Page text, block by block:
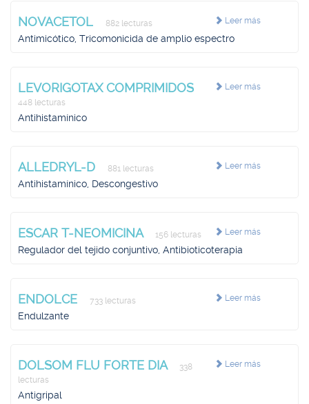
Leer más
NOVACETOL 882 lecturas
Antimicótico, Tricomonicida de amplio espectro
Leer más
LEVORIGOTAX COMPRIMIDOS
448 lecturas
Antihistamínico
Leer más
ALLEDRYL-D 881 lecturas
Antihistamínico, Descongestivo
Leer más
ESCAR T-NEOMICINA 156 lecturas
Regulador del tejido conjuntivo, Antibioticoterapia
Leer más
ENDOLCE 733 lecturas
Endulzante
Leer más
DOLSOM FLU FORTE DIA
338
lecturas
Antigripal